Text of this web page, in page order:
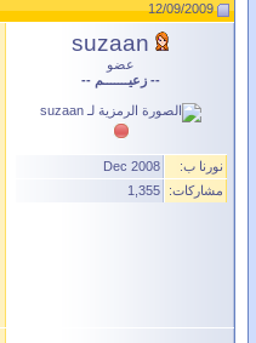
12/09/2009
suzaan
عضو
-- زعيـــــــم --
نورنا ب:
Dec 2008
مشاركات:
1,355